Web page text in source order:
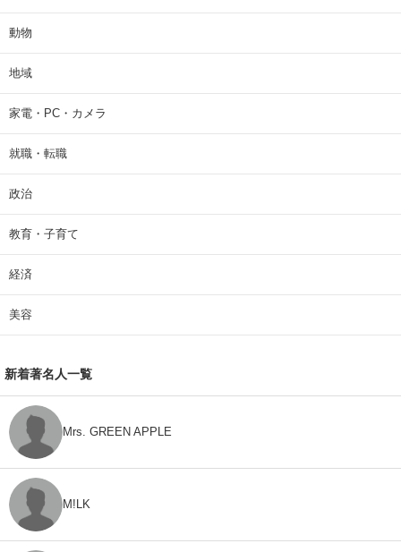
動物
地域
家電・PC・カメラ
就職・転職
政治
教育・子育て
経済
美容
新着著名人一覧
Mrs. GREEN APPLE
M!LK